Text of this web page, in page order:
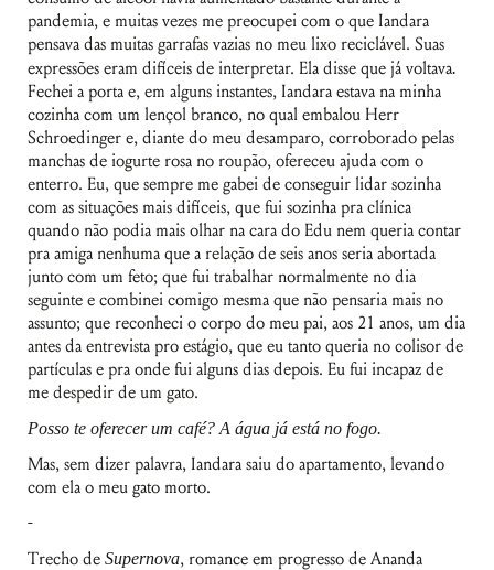
pandemia, e muitas vezes me preocupei com o que Iandara
pensava das muitas garrafas vazias no meu lixo reciclável. Suas
expressões eram difíceis de interpretar. Ela disse que já voltava.
Fechei a porta e, em alguns instantes, Iandara estava na minha
cozinha com um lençol branco, no qual embalou Herr
Schroedinger e, diante do meu desamparo, corroborado pelas
manchas de iogurte rosa no roupão, ofereceu ajuda com o
enterro. Eu, que sempre me gabei de conseguir lidar sozinha
com as situações mais difíceis, que fui sozinha pra clínica
quando não podia mais olhar na cara do Edu nem queria contar
pra amiga nenhuma que a relação de seis anos seria abortada
junto com um feto; que fui trabalhar normalmente no dia
seguinte e combinei comigo mesma que não pensaria mais no
assunto; que reconheci o corpo do meu pai, aos 21 anos, um dia
antes da entrevista pro estágio, que eu tanto queria no colisor de
partículas e pra onde fui alguns dias depois. Eu fui incapaz de
me despedir de um gato.
Posso te oferecer um café? A água já está no fogo.
Mas, sem dizer palavra, Iandara saiu do apartamento, levando
com ela o meu gato morto.
Trecho deSupernova, romance em progresso de Ananda